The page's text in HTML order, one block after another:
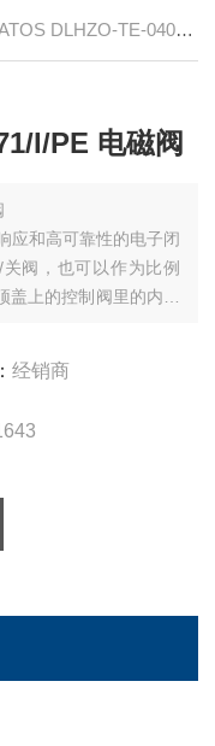
DLHZO-TE-040-L71/I/PE 电磁阀
I/PE 电磁阀
应和高可靠性的电子闭
阀，也可以作为比例
上的控制阀里的内传
经销商